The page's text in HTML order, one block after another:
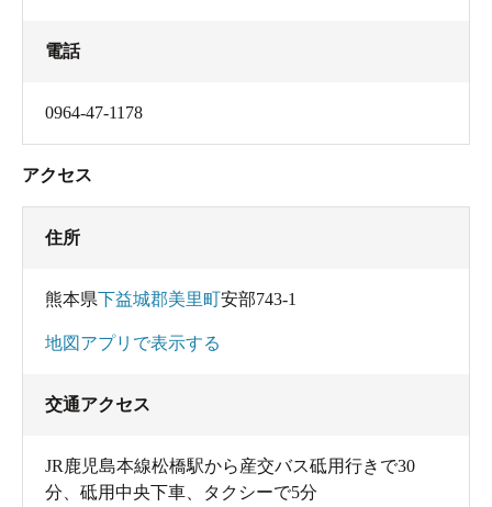
電話
0964-47-1178
アクセス
住所
熊本県下益城郡美里町安部743-1
地図アプリで表示する
交通アクセス
JR鹿児島本線松橋駅から産交バス砥用行きで30
分、砥用中央下車、タクシーで5分